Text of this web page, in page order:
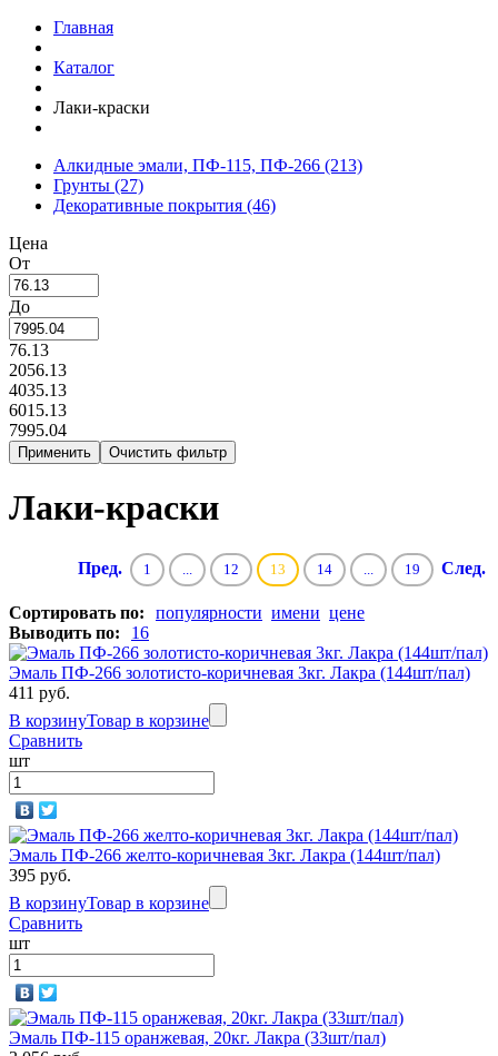
Главная
Каталог
Лаки-краски
Алкидные эмали, ПФ-115, ПФ-266 (213)
Грунты (27)
Декоративные покрытия (46)
Цена
От
До
76.13
2056.13
4035.13
6015.13
7995.04
Лаки-краски
Пред. 1 12 13 14 19 След.
Сортировать по: популярности имени цене
Выводить по:
16
Эмаль ПФ-266 золотисто-коричневая 3кг. Лакра (144шт/пал)
411 руб.
В корзинуТовар в корзине
Сравнить
шт
Эмаль ПФ-266 желто-коричневая 3кг. Лакра (144шт/пал)
395 руб.
В корзинуТовар в корзине
Сравнить
шт
Эмаль ПФ-115 оранжевая, 20кг. Лакра (33шт/пал)